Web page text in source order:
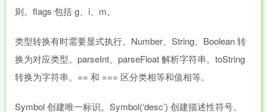
则。flags 包括 g、i、m。
类型转换有时需要显式执行。Number、String、Boolean 转
换为对应类型。parseInt、parseFloat 解析字符串。toString
转换为字符串。== 和 === 区分类相等和值相等。
Symbol 创建唯一标识。Symbol(‘desc’) 创建描述性符号。